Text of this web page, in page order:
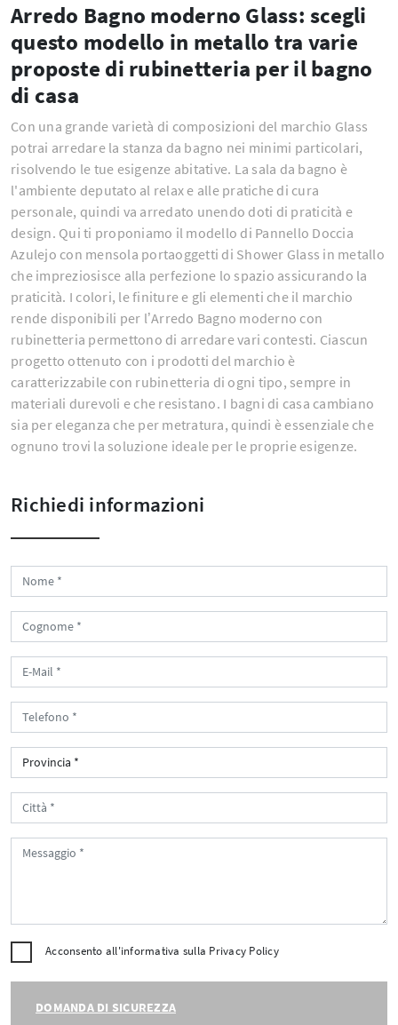
Arredo Bagno moderno Glass: scegli
questo modello in metallo tra varie
proposte di rubinetteria per il bagno
di casa
Con una grande varietà di composizioni del marchio Glass
potrai arredare la stanza da bagno nei minimi particolari,
risolvendo le tue esigenze abitative. La sala da bagno è
l'ambiente deputato al relax e alle pratiche di cura
personale, quindi va arredato unendo doti di praticità e
design. Qui ti proponiamo il modello di Pannello Doccia
Azulejo con mensola portaoggetti di Shower Glass in metallo
che impreziosisce alla perfezione lo spazio assicurando la
praticità. I colori, le finiture e gli elementi che il marchio
rende disponibili per l’Arredo Bagno moderno con
rubinetteria permettono di arredare vari contesti. Ciascun
progetto ottenuto con i prodotti del marchio è
caratterizzabile con rubinetteria di ogni tipo, sempre in
materiali durevoli e che resistano. I bagni di casa cambiano
sia per eleganza che per metratura, quindi è essenziale che
ognuno trovi la soluzione ideale per le proprie esigenze.
Richiedi informazioni
Acconsento all'informativa sulla Privacy Policy
DOMANDA DI SICUREZZA